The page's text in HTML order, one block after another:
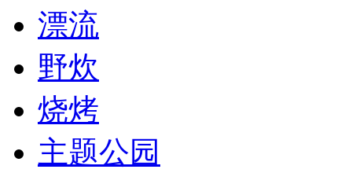
漂流
野炊
烧烤
主题公园